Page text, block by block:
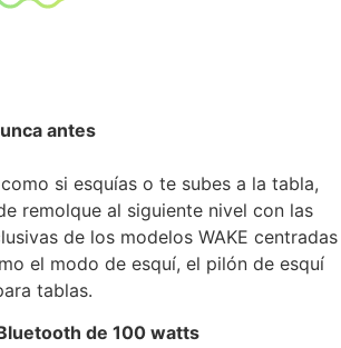
antes
si esquías o te subes a la tabla,
remolque al siguiente nivel con las
de los modelos WAKE centradas
el modo de esquí, el pilón de esquí
tablas.
de 100 watts